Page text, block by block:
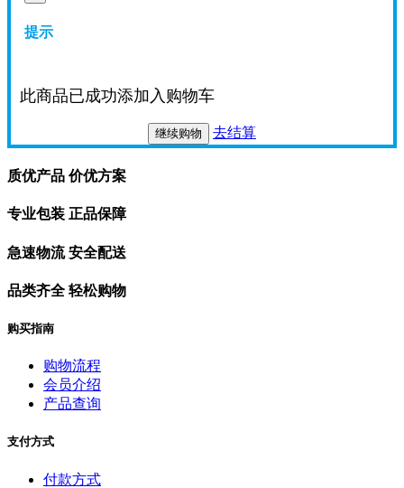
提示
此商品已成功添加入购物车
继续购物 去结算
质优产品 价优方案
专业包装 正品保障
急速物流 安全配送
品类齐全 轻松购物
购买指南
购物流程
会员介绍
产品查询
支付方式
付款方式